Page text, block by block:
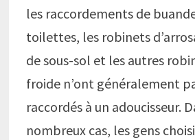
les raccordements de
toilettes, les robinets
de sous-sol et les autres
froide n’ont généralement
raccordés à un adoucisseur.
nombreux cas, les gens